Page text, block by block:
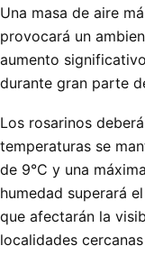
Una masa de aire
provocará un
aumento
durante gran parte
Los rosarinos
temperaturas se
de 9°C y una
humedad superará
que afectarán la
localidades